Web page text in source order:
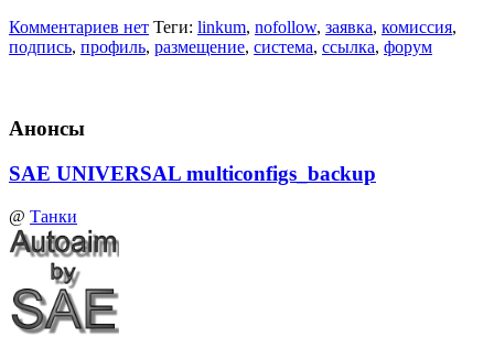
Комментариев нет Теги: linkum, nofollow, заявка, комиссия,
подпись, профиль, размещение, система, ссылка, форум
Анонсы
SAE UNIVERSAL multiconfigs_backup
@ Танки